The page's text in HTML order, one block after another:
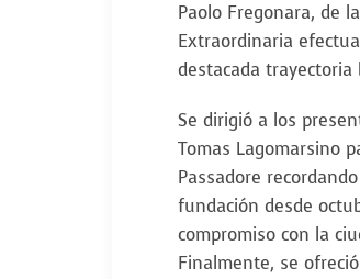
Paolo Fregonara, de
Extraordinaria
destacada
Se dirigió a los
Tomas Lagomarsino
Passadore
fundación desde
compromiso con la
Finalmente, se